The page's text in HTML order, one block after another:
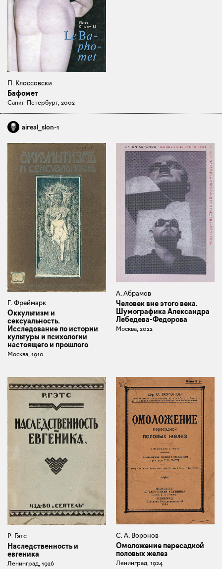
П. Клоссовски
Бафомет
Санкт-Петербург, 2002
aireal_slon-1
Г. Фреймарк
Оккультизм и
сексуальность.
Исследование по истории
культуры и психологии
настоящего и прошлого
Москва, 1910
А. Абрамов
Человек вне этого века.
Шумографика Александра
Лебедева-Федорова
Москва, 2022
Р. Гэтс
Наследственность и
евгеника
Ленинград, 1926
С. А. Воронов
Омоложение пересадкой
половых желез
Ленинград, 1924